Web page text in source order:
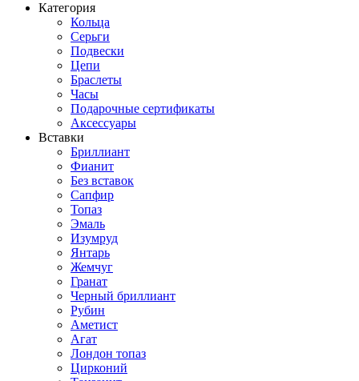
Категория
Кольца
Серьги
Подвески
Цепи
Браслеты
Часы
Подарочные сертификаты
Аксессуары
Вставки
Бриллиант
Фианит
Без вставок
Сапфир
Топаз
Эмаль
Изумруд
Янтарь
Жемчуг
Гранат
Черный бриллиант
Рубин
Аметист
Агат
Лондон топаз
Цирконий